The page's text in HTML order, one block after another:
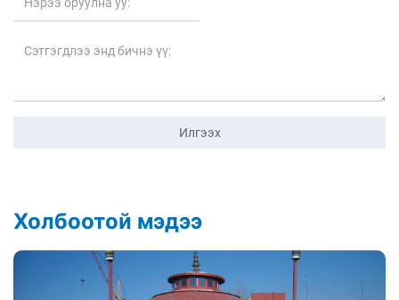
Илгээх
Холбоотой мэдээ